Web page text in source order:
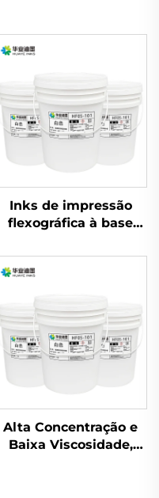
Inks de impressão
flexográfica à base
utilizados em papéis
revestidos leves e
Alta Concentração e
Baixa Viscosidade,